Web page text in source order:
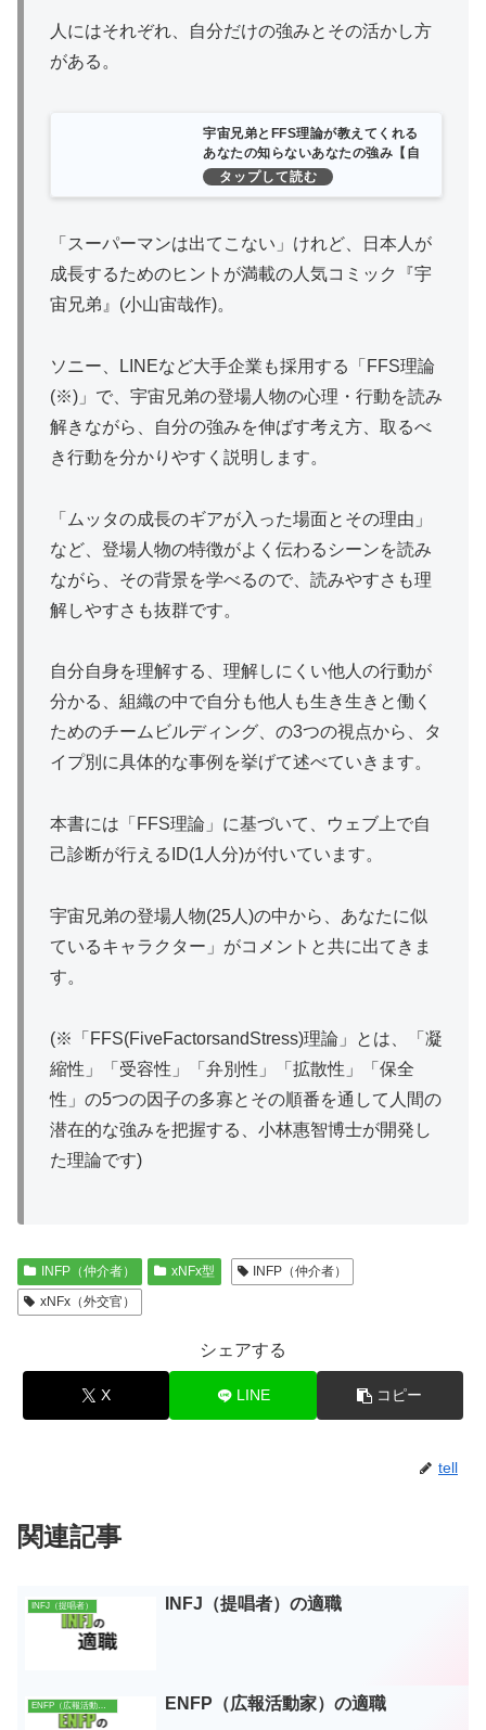
人にはそれぞれ、自分だけの強みとその活かし方
がある。
宇宙兄弟とFFS理論が教えてくれる
あなたの知らないあなたの強み【自
己診断ID付き】 | 古野俊幸 |本 | 通販
「スーパーマンは出てこない」けれど、日本人が
成長するためのヒントが満載の人気コミック『宇
宙兄弟』(小山宙哉作)。
ソニー、LINEなど大手企業も採用する「FFS理論
(※)」で、宇宙兄弟の登場人物の心理・行動を読み
解きながら、自分の強みを伸ばす考え方、取るべ
き行動を分かりやすく説明します。
「ムッタの成長のギアが入った場面とその理由」
など、登場人物の特徴がよく伝わるシーンを読み
ながら、その背景を学べるので、読みやすさも理
解しやすさも抜群です。
自分自身を理解する、理解しにくい他人の行動が
分かる、組織の中で自分も他人も生き生きと働く
ためのチームビルディング、の3つの視点から、タ
イプ別に具体的な事例を挙げて述べていきます。
本書には「FFS理論」に基づいて、ウェブ上で自
己診断が行えるID(1人分)が付いています。
宇宙兄弟の登場人物(25人)の中から、あなたに似
ているキャラクター」がコメントと共に出てきま
す。
(※「FFS(FiveFactorsandStress)理論」とは、「凝
縮性」「受容性」「弁別性」「拡散性」「保全
性」の5つの因子の多寡とその順番を通して人間の
潜在的な強みを把握する、小林惠智博士が開発し
た理論です)
INFP（仲介者） xNFx型
INFP（仲介者）
xNFx（外交官）
シェアする
X LINE コピー
tell
関連記事
INFJ（提唱者） INFJ（提唱者）の適職
ENFP（広報活動家） ENFP（広報活動家）の適職